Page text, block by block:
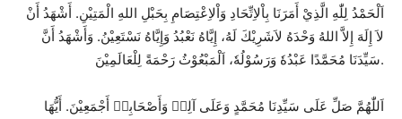
اَلْحَمْدُ لِلّهِ الَّذِيْ أَمَرَنَا بِاْلاِتِّحَادِ وَاْلاِعْتِصَامِ بِحَبْلِ اللهِ الْمَتِيْنِ. أَشْهَدُ أَنْ
لاَ إِلَهَ إِلاَّ اللهُ وَحْدَهُ لاَشَرِيْكَ لَهُ، إِيَّاهُ نَعْبُدُ وَإِيَّاهُ نَسْتَعِيْنُ. وَأَشْهَدُ أَنَّ
سَيِّدَنَا مُحَمَّدًا عَبْدُه وَرَسُوْلُه، اَلْمَبْعُوْثُ رَحْمَةً لِلْعَالَمِيْنَ .
اَللّهُمَّ صَلِّ عَلَى سَيِّدِنَا مُحَمَّدٍ وَعَلَى آلِه وَأَصْحَابِه أَجْمَعِيْنَ. أَيُّهَا